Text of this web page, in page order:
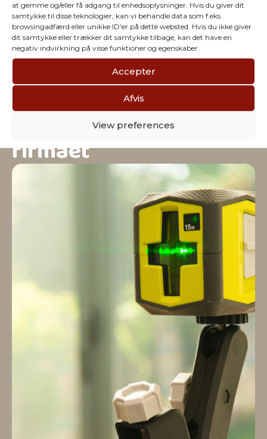
at gemme og/eller få adgang til enhedsoplysninger. Hvis du giver dit
samtykke til disse teknologier, kan vi behandle data som f.eks.
browsingadfærd eller unikke ID'er på dette websted. Hvis du ikke giver
dit samtykke eller trækker dit samtykke tilbage, kan det have en
negativ indvirkning på visse funktioner og egenskaber.
Accepter
Afvis
View preferences
Vi har julegaver til hele
firmaet